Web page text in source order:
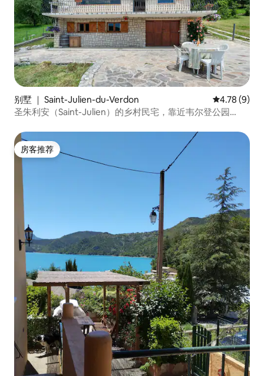
别墅 ｜ Saint-Julien-du-Verdon 平均评分
4.78 (9)
圣朱利安（Saint-Julien）的乡村民宅，靠近韦尔登公园
房客推荐
房客推荐